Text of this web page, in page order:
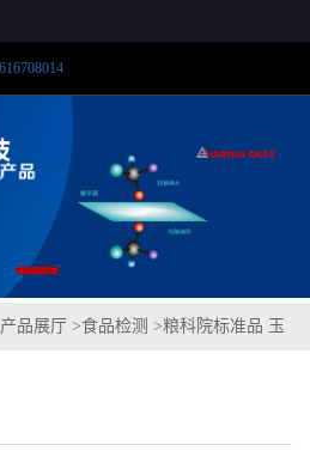
产品展厅 >食品检测 >粮科院标准品 玉